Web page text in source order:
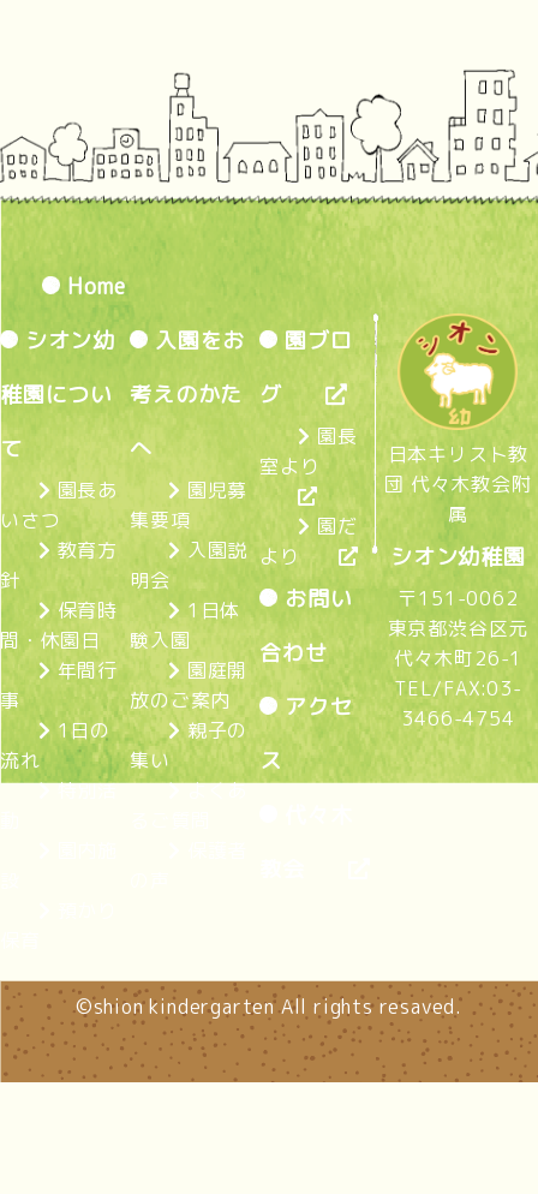
Home
シオン幼
稚園につい
て
園長あ
いさつ
教育方
針
保育時
間・休園日
年間行
事
1日の
流れ
特別活
入園をお
考えのかた
へ
園児募
集要項
入園説
明会
1日体
験入園
園庭開
放のご案内
親子の
集い
よくあ
園ブロ
グ
園長
室より
園だ
より
お問い
合わせ
アクセ
ス
日本キリスト教
団 代々木教会附
属
シオン幼稚園
〒151-0062
東京都渋谷区元
代々木町26-1
TEL/FAX:03-
3466-4754
©︎shion kindergarten All rights resaved.